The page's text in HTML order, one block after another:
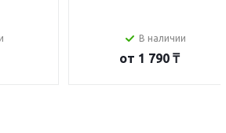
В наличии
от 1 790 ₸